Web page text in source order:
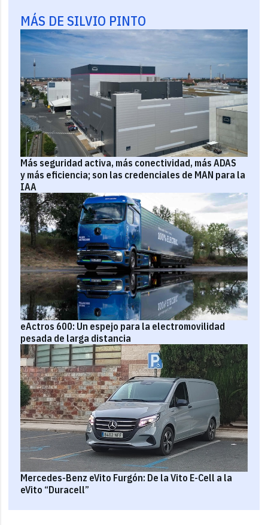
MÁS DE SILVIO PINTO
Más seguridad activa, más conectividad, más ADAS
y más eficiencia; son las credenciales de MAN para la
IAA
eActros 600: Un espejo para la electromovilidad
pesada de larga distancia
Mercedes-Benz eVito Furgón: De la Vito E-Cell a la
eVito “Duracell”